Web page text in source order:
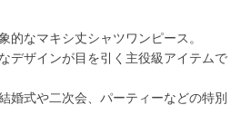
的なマキシ丈シャツワンピース。
デザインが目を引く主役級アイテムで
婚式や二次会、パーティーなどの特別